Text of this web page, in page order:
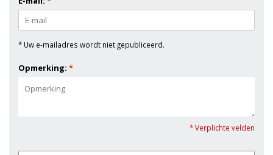
* Uw e-mailadres wordt niet gepubliceerd.
Opmerking: *
* Verplichte velden